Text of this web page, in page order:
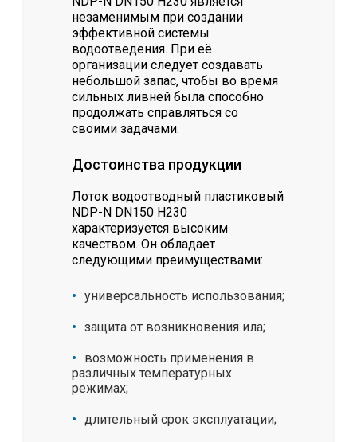
незаменимым при создании
эффективной системы
водоотведения. При её
организации следует создавать
небольшой запас, чтобы во время
сильных ливней была способно
продолжать справляться со
своими задачами.
Достоинства продукции
Лоток водоотводный пластиковый
NDP-N DN150 H230
характеризуется высоким
качеством. Он обладает
следующими преимуществами:
универсальность использования;
защита от возникновения ила;
возможность применения в
различных температурных
режимах;
длительный срок эксплуатации;